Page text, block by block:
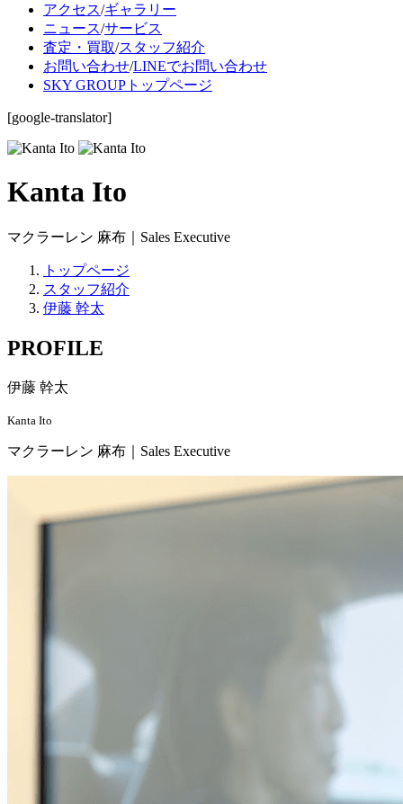
アクセス/ギャラリー
ニュース/サービス
査定・買取/スタッフ紹介
お問い合わせ/LINEでお問い合わせ
SKY GROUPトップページ
[google-translator]
Kanta Ito
マクラーレン 麻布｜Sales Executive
トップページ
スタッフ紹介
伊藤 幹太
PROFILE
伊藤 幹太
Kanta Ito
マクラーレン 麻布｜Sales Executive